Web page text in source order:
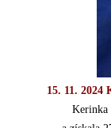
15. 11.
Kerinka